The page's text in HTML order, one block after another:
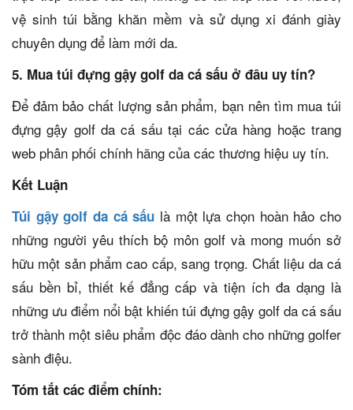
vệ sinh túi bằng khăn mềm và sử dụng xi đánh giày
chuyên dụng để làm mới da.
5. Mua túi đựng gậy golf da cá sấu ở đâu uy tín?
Để đảm bảo chất lượng sản phẩm, bạn nên tìm mua túi
đựng gậy golf da cá sấu tại các cửa hàng hoặc trang
web phân phối chính hãng của các thương hiệu uy tín.
Kết Luận
Túi gậy golf da cá sấu là một lựa chọn hoàn hảo cho
những người yêu thích bộ môn golf và mong muốn sở
hữu một sản phẩm cao cấp, sang trọng. Chất liệu da cá
sấu bền bỉ, thiết kế đẳng cấp và tiện ích đa dạng là
những ưu điểm nổi bật khiến túi đựng gậy golf da cá sấu
trở thành một siêu phẩm độc đáo dành cho những golfer
sành điệu.
Tóm tắt các điểm chính: